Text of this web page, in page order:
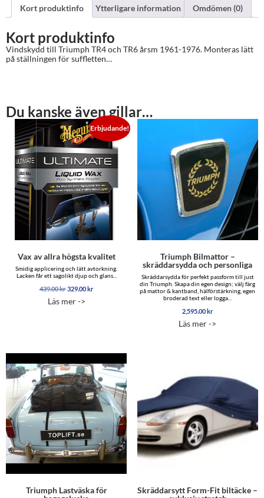
Kort produktinfo Ytterligare information Omdömen (0)
Kort produktinfo
Vindskydd till Triumph TR4 och TR6 årsm 1961-1976. Monteras lätt
på ställningen för suffletten…
Du kanske även gillar…
Erbjudande!
Vax av allra högsta kvalitet
Smidig applicering och lätt avtorkning.
Lacken får ett sagolikt djup och glans...
439.00krDet
priset
329.00krDet
Läs mer ->
Triumph Bilmattor –
skräddarsydda och personliga
Skräddarsydda för perfekt passform till just
din Triumph. Skapa din egen design; välj färg
på mattor & kantband, hälförstärkning, egen
broderad text eller logga...
2,595.00kr
Läs mer ->
Triumph Lastväska för
Skräddarsytt Form-Fit biltäcke –